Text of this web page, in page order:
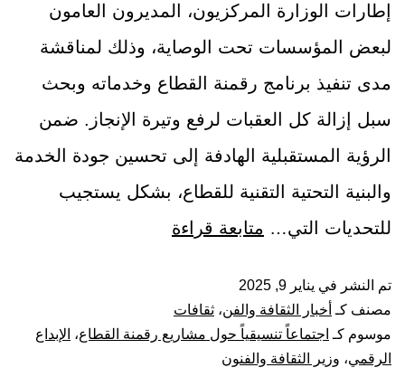
إطارات الوزارة المركزيون، المديرون العامون
لبعض المؤسسات تحت الوصاية، وذلك لمناقشة
مدى تنفيذ برنامج رقمنة القطاع وخدماته وبحث
سبل إزالة كل العقبات لرفع وتيرة الإنجاز. ضمن
الرؤية المستقبلية الهادفة إلى تحسين جودة الخدمة
والبنية التحتية التقنية للقطاع، بشكل يستجيب
للتحديات التي… متابعة قراءة
تم النشر في يناير 9, 2025
مصنف كـ أخبار الثقافة والفن، ثقافات
موسوم كـ اجتماعاً تنسيقياً حول مشاريع رقمنة القطاع، الإبداع
الرقمي، وزير الثقافة والفنون